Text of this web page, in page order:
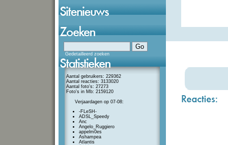
Gedetailleerd zoeken
Aantal gebruikers: 229362
Aantal reacties: 3133020
Aantal foto's: 27273
Foto's in Mb: 2159120
Verjaardagen op 07-08:
-FLeSH-
ADSL_Speedy
Anc
Angelo_Ruggiero
appelm0es
Ashampea
Atlantis